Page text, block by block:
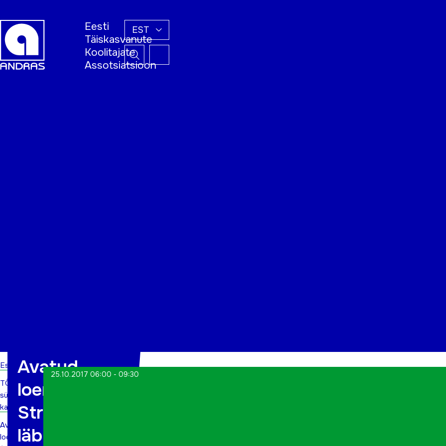
Eesti
Täiskasvanute
Koolitajate
Assotsiatsioon
EST
Esileht
TÕN
sündmuste
kalender
Avatud
loengud:
Avatud
loengud:
Stress ja
läbipõlemine
25.10.2017 06:00 - 09:30